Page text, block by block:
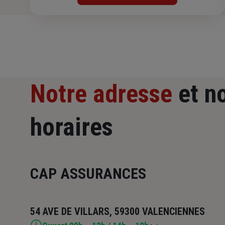
Notre adresse et
horaires
CAP ASSURANCES
54 AVE DE VILLARS, 59300 VALENCIENNES